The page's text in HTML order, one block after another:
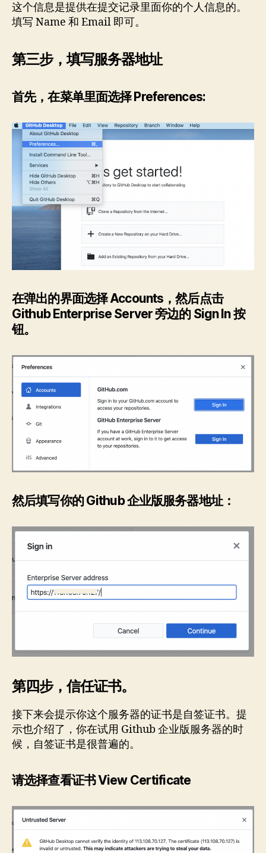
这个信息是提供在提交记录里面你的个人信息的。
填写 Name 和 Email 即可。
第三步，填写服务器地址
首先，在菜单里面选择 Preferences:
在弹出的界面选择 Accounts，然后点击
Github Enterprise Server 旁边的 Sign In 按
钮。
然后填写你的 Github 企业版服务器地址：
第四步，信任证书。
接下来会提示你这个服务器的证书是自签证书。提
示也介绍了，你在试用 Github 企业版服务器的时
候，自签证书是很普遍的。
请选择查看证书 View Certificate